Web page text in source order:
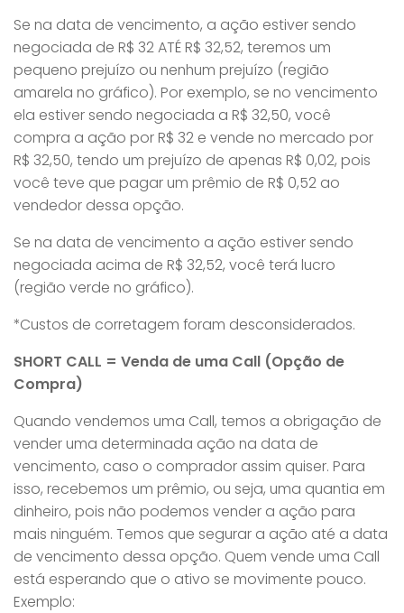
Se na data de vencimento, a ação estiver sendo
negociada de R$ 32 ATÉ R$ 32,52, teremos um
pequeno prejuízo ou nenhum prejuízo (região
amarela no gráfico). Por exemplo, se no vencimento
ela estiver sendo negociada a R$ 32,50, você
compra a ação por R$ 32 e vende no mercado por
R$ 32,50, tendo um prejuízo de apenas R$ 0,02, pois
você teve que pagar um prêmio de R$ 0,52 ao
vendedor dessa opção.
Se na data de vencimento a ação estiver sendo
negociada acima de R$ 32,52, você terá lucro
(região verde no gráfico).
*Custos de corretagem foram desconsiderados.
SHORT CALL = Venda de uma Call (Opção de
Compra)
Quando vendemos uma Call, temos a obrigação de
vender uma determinada ação na data de
vencimento, caso o comprador assim quiser. Para
isso, recebemos um prêmio, ou seja, uma quantia em
dinheiro, pois não podemos vender a ação para
mais ninguém. Temos que segurar a ação até a data
de vencimento dessa opção. Quem vende uma Call
está esperando que o ativo se movimente pouco.
Exemplo: